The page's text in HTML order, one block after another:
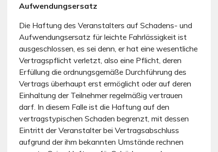
Aufwendungsersatz
Die Haftung des Veranstalters auf Schadens- und
Aufwendungsersatz für leichte Fahrlässigkeit ist
ausgeschlossen, es sei denn, er hat eine wesentliche
Vertragspflicht verletzt, also eine Pflicht, deren
Erfüllung die ordnungsgemäße Durchführung des
Vertrags überhaupt erst ermöglicht oder auf deren
Einhaltung der Teilnehmer regelmäßig vertrauen
darf. In diesem Falle ist die Haftung auf den
vertragstypischen Schaden begrenzt, mit dessen
Eintritt der Veranstalter bei Vertragsabschluss
aufgrund der ihm bekannten Umstände rechnen